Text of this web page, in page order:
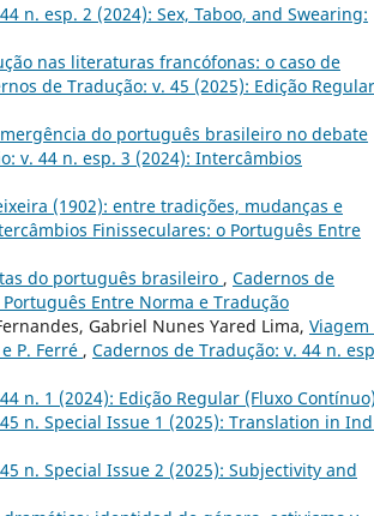
n. esp. 2 (2024): Sex, Taboo, and Swearing:
nas literaturas francófonas: o caso de
de Tradução: v. 45 (2025): Edição Regular
do português brasileiro no debate
v. 44 n. esp. 3 (2024): Intercâmbios
(1902): entre tradições, mudanças e
Finisseculares: o Português Entre
do português brasileiro , Cadernos de
Entre Norma e Tradução
Gabriel Nunes Yared Lima, Viagem
P. Ferré , Cadernos de Tradução: v. 44 n.
n. 1 (2024): Edição Regular (Fluxo
n. Special Issue 1 (2025): Translation in
n. Special Issue 2 (2025): Subjectivity and